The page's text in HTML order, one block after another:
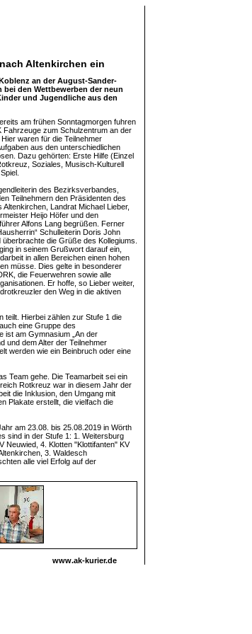
Altenkirchen ein
an der August-Sander-
den Wettbewerben der neun
und Jugendliche aus den
am frühen Sonntagmorgen fuhren
Fahrzeuge zum Schulzentrum an der
waren für die Teilnehmer
aus den unterschiedlichen
Dazu gehörten: Erste Hilfe (Einzel
Soziales, Musisch-Kulturell
des Bezirksverbandes,
Teilnehmern den Präsidenten des
Altenkirchen, Landrat Michael Lieber,
Heijo Höfer und den
Alfons Lang begrüßen. Ferner
Schulleiterin Doris John
die Grüße des Kollegiums.
in seinem Grußwort darauf ein,
in allen Bereichen einen hohen
müsse. Dies gelte in besonderer
die Feuerwehren sowie alle
Er hoffe, so Lieber weiter,
den Weg in die aktiven
teilt. Hierbei zählen zur Stufe 1 die
eine Gruppe des
ist am Gymnasium „An der
und dem Alter der Teilnehmer
werden wie ein Beinbruch oder eine
Team gehe. Die Teamarbeit sei ein
Rotkreuz war in diesem Jahr der
die Inklusion, den Umgang mit
Plakate erstellt, die vielfach die
am 23.08. bis 25.08.2019 in Wörth
sind in der Stufe 1: 1. Weitersburg
Neuwied, 4. Klotten "Klottifanten" KV
3. Waldesch
alle viel Erfolg auf der
www.ak-kurier.de